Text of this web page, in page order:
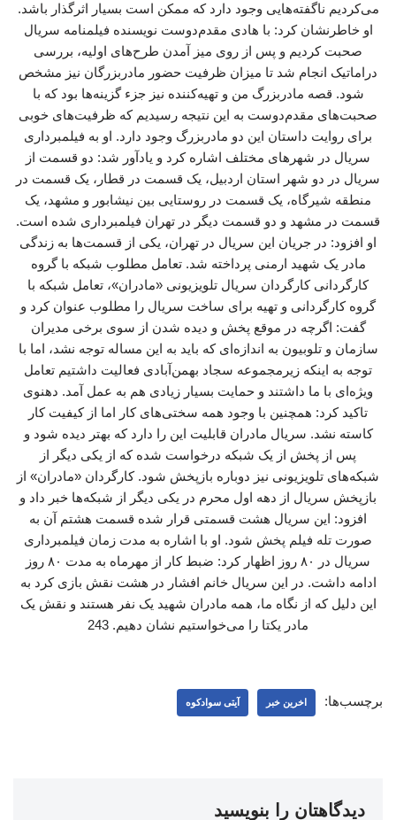
می‌کردیم ناگفته‌هایی وجود دارد که ممکن است بسیار اثرگذار باشد.
او خاطرنشان کرد: با هادی مقدم‌دوست نویسنده فیلمنامه سریال
صحبت کردیم و پس از روی میز آمدن طرح‌های اولیه، بررسی
دراماتیک انجام شد تا میزان ظرفیت حضور مادربزرگان نیز مشخص
شود. قصه مادربزرگ من و تهیه‌کننده نیز جزء گزینه‌ها بود که با
صحبت‌های مقدم‌دوست به این نتیجه رسیدیم که ظرفیت‌های خوبی
برای روایت داستان این دو مادربزرگ وجود دارد. او به فیلمبرداری
سریال در شهرهای مختلف اشاره کرد و یادآور شد: دو قسمت از
سریال در دو شهر استان اردبیل، یک قسمت در قطار، یک قسمت در
منطقه شیرگاه، یک قسمت در روستایی بین نیشابور و مشهد، یک
قسمت در مشهد و دو قسمت دیگر در تهران فیلمبرداری شده است.
او افزود: در جریان این سریال در تهران، یکی از قسمت‌ها به زندگی
مادر یک شهید ارمنی پرداخته شد. تعامل مطلوب شبکه با گروه
کارگردانی کارگردان سریال تلویزیونی «مادران»، تعامل شبکه با
گروه کارگردانی و تهیه برای ساخت سریال را مطلوب عنوان کرد و
گفت: اگرچه در موقع پخش و دیده شدن از سوی برخی مدیران
سازمان و تلوبیون به اندازه‌ای که باید به این مساله توجه نشد، اما با
توجه به اینکه زیرمجموعه سجاد بهمن‌آبادی فعالیت داشتیم تعامل
ویژه‌ای با ما داشتند و حمایت بسیار زیادی هم به عمل آمد. دهنوی
تاکید کرد: همچنین با وجود همه سختی‌های کار اما از کیفیت کار
کاسته نشد. سریال مادران قابلیت این را دارد که بهتر دیده شود و
پس از پخش از یک شبکه درخواست شده که از یکی دیگر از
شبکه‌های تلویزیونی نیز دوباره بازپخش شود. کارگردان «مادران» از
بازپخش سریال از دهه اول محرم در یکی دیگر از شبکه‌ها خبر داد و
افزود: این سریال هشت قسمتی قرار شده قسمت هشتم آن به
صورت تله فیلم پخش شود. او با اشاره به مدت زمان فیلمبرداری
سریال در ۸۰ روز اظهار کرد: ضبط کار از مهرماه به مدت ۸۰ روز
ادامه داشت. در این سریال خانم افشار در هشت نقش بازی کرد به
این دلیل که از نگاه ما، همه مادران شهید یک نفر هستند و نقش یک
مادر یکتا را می‌خواستیم نشان دهیم. 243
برچسب‌ها: اخرین خبر آیتی سوادکوه
دیدگاهتان را بنویسید